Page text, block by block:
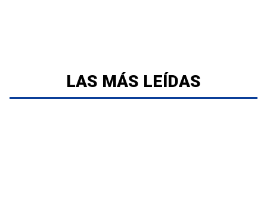
LAS MÁS LEÍDAS